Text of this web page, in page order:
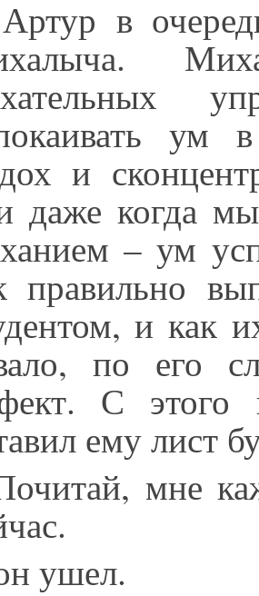
в
ум
и
даже когда
– ум
правильно
и как
по его
С этого
ему лист
мне
ушел.